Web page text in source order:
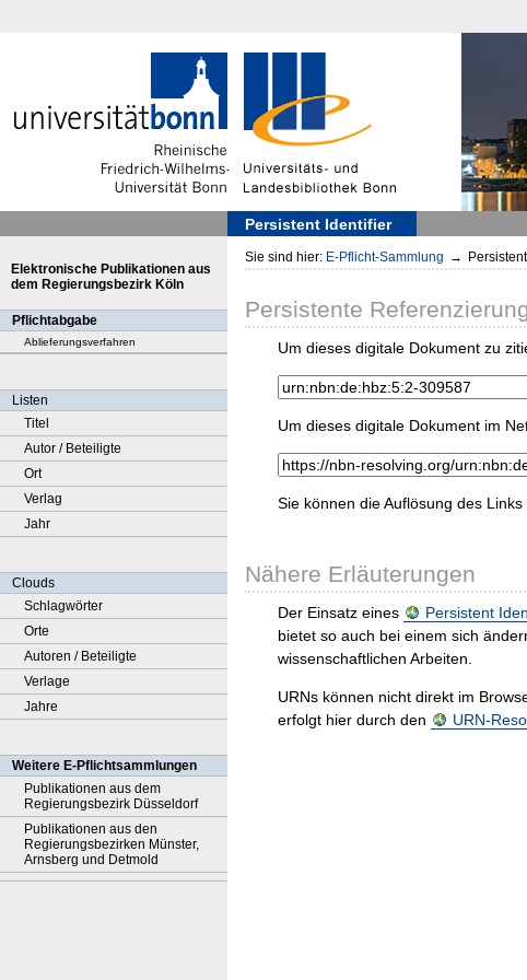
Persistent Identifier
Elektronische Publikationen aus
dem Regierungsbezirk Köln
Pflichtabgabe
Ablieferungsverfahren
Listen
Titel
Autor / Beteiligte
Ort
Verlag
Jahr
Clouds
Schlagwörter
Orte
Autoren / Beteiligte
Verlage
Jahre
Weitere E-Pflichtsammlungen
Publikationen aus dem
Regierungsbezirk Düsseldorf
Publikationen aus den
Regierungsbezirken Münster,
Arnsberg und Detmold
Sie sind hier: E-Pflicht-Sammlung →
Persistente
Um dieses digitale Dokument zu
Um dieses digitale Dokument im
Sie können die Auflösung des
Nähere Erläuterungen
Der Einsatz eines Persistent
bietet so auch bei einem sich
wissenschaftlichen Arbeiten.
URNs können nicht direkt im
erfolgt hier durch den
URN-